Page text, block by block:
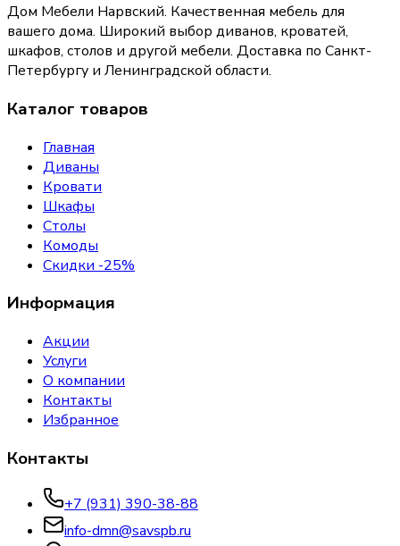
Дом Мебели Нарвский. Качественная мебель для
вашего дома. Широкий выбор диванов, кроватей,
шкафов, столов и другой мебели. Доставка по Санкт-
Петербургу и Ленинградской области.
Каталог товаров
Главная
Диваны
Кровати
Шкафы
Столы
Комоды
Скидки -25%
Информация
Акции
Услуги
О компании
Контакты
Избранное
Контакты
+7 (931) 390-38-88
info-dmn@savspb.ru